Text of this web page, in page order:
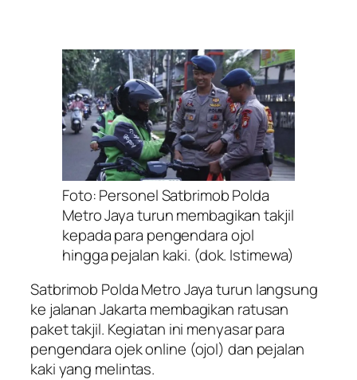
Foto: Personel Satbrimob Polda
Metro Jaya turun membagikan takjil
kepada para pengendara ojol
hingga pejalan kaki. (dok. Istimewa)
Satbrimob Polda Metro Jaya turun langsung
ke jalanan Jakarta membagikan ratusan
paket takjil. Kegiatan ini menyasar para
pengendara ojek online (ojol) dan pejalan
kaki yang melintas.